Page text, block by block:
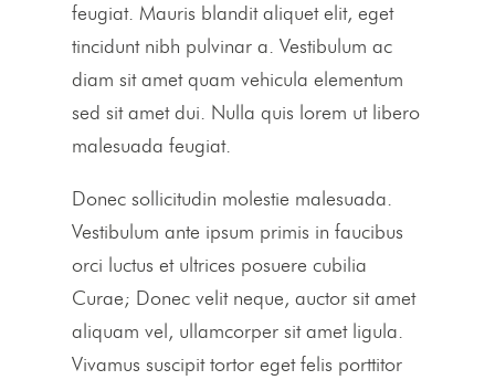
feugiat. Mauris blandit aliquet elit, eget
tincidunt nibh pulvinar a. Vestibulum ac
diam sit amet quam vehicula elementum
sed sit amet dui. Nulla quis lorem ut libero
malesuada feugiat.
Donec sollicitudin molestie malesuada.
Vestibulum ante ipsum primis in faucibus
orci luctus et ultrices posuere cubilia
Curae; Donec velit neque, auctor sit amet
aliquam vel, ullamcorper sit amet ligula.
Vivamus suscipit tortor eget felis porttitor